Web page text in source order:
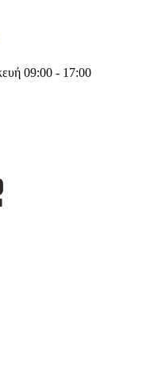
09:00 - 17:00